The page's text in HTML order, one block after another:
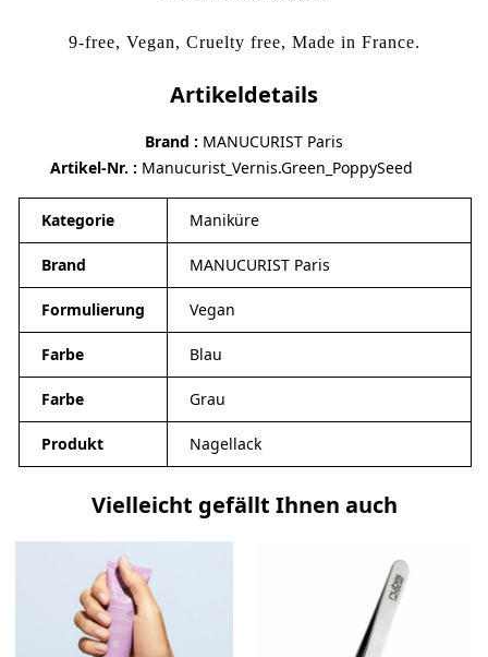
9-free, Vegan, Cruelty free, Made in France.
Artikeldetails
Brand
MANUCURIST Paris
Artikel-Nr.
Manucurist_Vernis.Green_PoppySeed
Kategorie Maniküre
Brand MANUCURIST Paris
Formulierung Vegan
Farbe Blau
Farbe Grau
Produkt Nagellack
Vielleicht gefällt Ihnen auch